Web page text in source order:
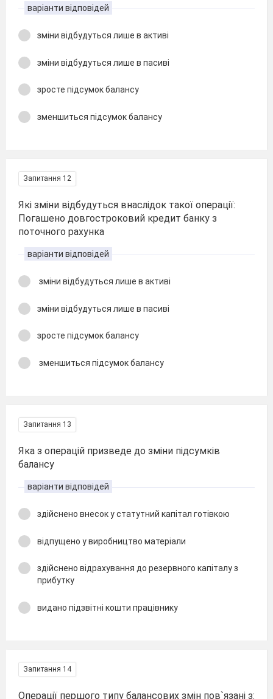
варіанти відповідей
зміни відбудуться лише в активі
зміни відбудуться лише в пасиві
зросте підсумок балансу
зменшиться підсумок балансу
Запитання 12
Які зміни відбудуться внаслідок такої операції:
Погашено довгостроковий кредит банку з
поточного рахунка
варіанти відповідей
зміни відбудуться лише в активі
зміни відбудуться лише в пасиві
зросте підсумок балансу
зменшиться підсумок балансу
Запитання 13
Яка з операцій призведе до зміни підсумків
балансу
варіанти відповідей
здійснено внесок у статутний капітал готівкою
відпущено у виробництво матеріали
здійснено відрахування до резервного капіталу з
прибутку
видано підзвітні кошти працівнику
Запитання 14
Операції першого типу балансових змін пов`язані з: